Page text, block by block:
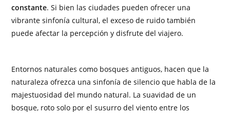
constante. Si bien las ciudades pueden ofrecer una
vibrante sinfonía cultural, el exceso de ruido también
puede afectar la percepción y disfrute del viajero.
Entornos naturales como bosques antiguos, hacen que la
naturaleza ofrezca una sinfonía de silencio que habla de la
majestuosidad del mundo natural. La suavidad de un
bosque, roto solo por el susurro del viento entre los